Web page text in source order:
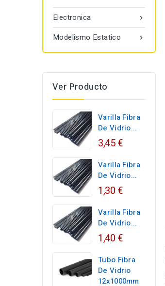

Electronica

Modelismo Estatico
Ver Producto
Varilla Fibra
De Vidrio...
3,45 €
Varilla Fibra
De Vidrio...
1,30 €
Varilla Fibra
De Vidrio...
1,40 €
Tubo Fibra
De Vidrio
12x1000mm